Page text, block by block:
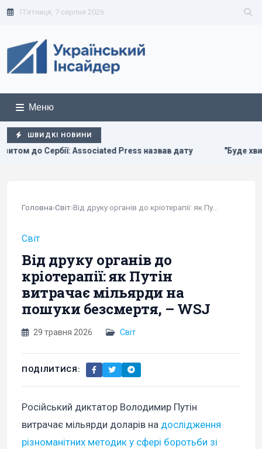
П'ятниця, 7 серпня 2026
Меню
ШВИДКІ НОВИНИ
Press назвав дату "Буде хвиля банкрутства":
Головна›Світ›
Світ
Від друку органів до
кріотерапії: як Путін
витрачає мільярди на
пошуки безсмертя, – WSJ
29 травня 2026 Світ
ПОДІЛИТИСЯ:
Російський диктатор Володимир Путін
витрачає мільярди доларів на дослідження
різноманітних методик у сфері боротьби зі